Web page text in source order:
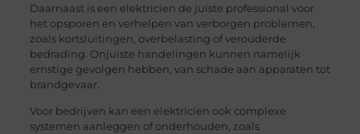
Daarnaast is een elektricien de juiste professional voor
het opsporen en verhelpen van verborgen problemen,
zoals kortsluitingen, overbelasting of verouderde
bedrading. Onjuiste handelingen kunnen namelijk
ernstige gevolgen hebben, van schade aan apparaten tot
brandgevaar.
Voor bedrijven kan een elektricien ook complexe
systemen aanleggen of onderhouden, zoals